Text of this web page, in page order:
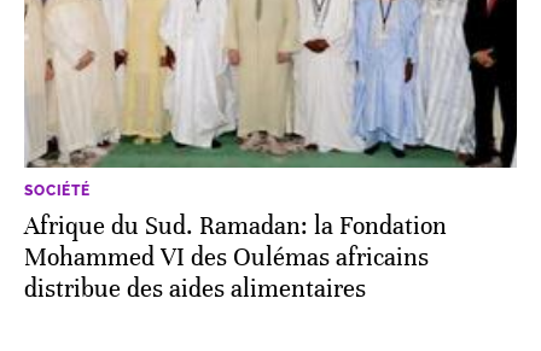
SOCIÉTÉ
Afrique du Sud. Ramadan: la Fondation
Mohammed VI des Oulémas africains
distribue des aides alimentaires